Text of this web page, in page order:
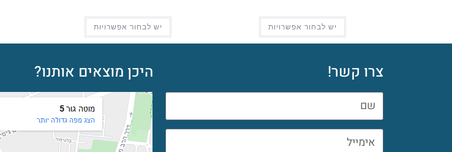
יש לבחור אפשרויות יש לבחור אפשרויות
צרו קשר! היכן מוצאים אותנו?